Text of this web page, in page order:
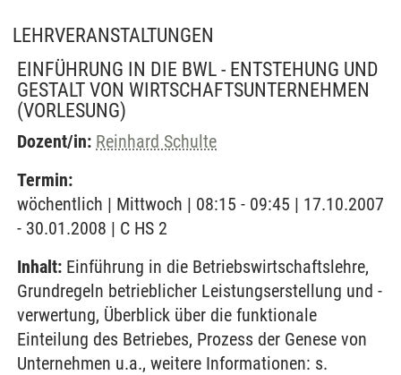
LEHRVERANSTALTUNGEN
EINFÜHRUNG IN DIE BWL - ENTSTEHUNG UND
GESTALT VON WIRTSCHAFTSUNTERNEHMEN
(VORLESUNG)
Dozent/in: Reinhard Schulte
Termin:
wöchentlich | Mittwoch | 08:15 - 09:45 | 17.10.2007
- 30.01.2008 | C HS 2
Inhalt: Einführung in die Betriebswirtschaftslehre,
Grundregeln betrieblicher Leistungserstellung und -
verwertung, Überblick über die funktionale
Einteilung des Betriebes, Prozess der Genese von
Unternehmen u.a., weitere Informationen: s.